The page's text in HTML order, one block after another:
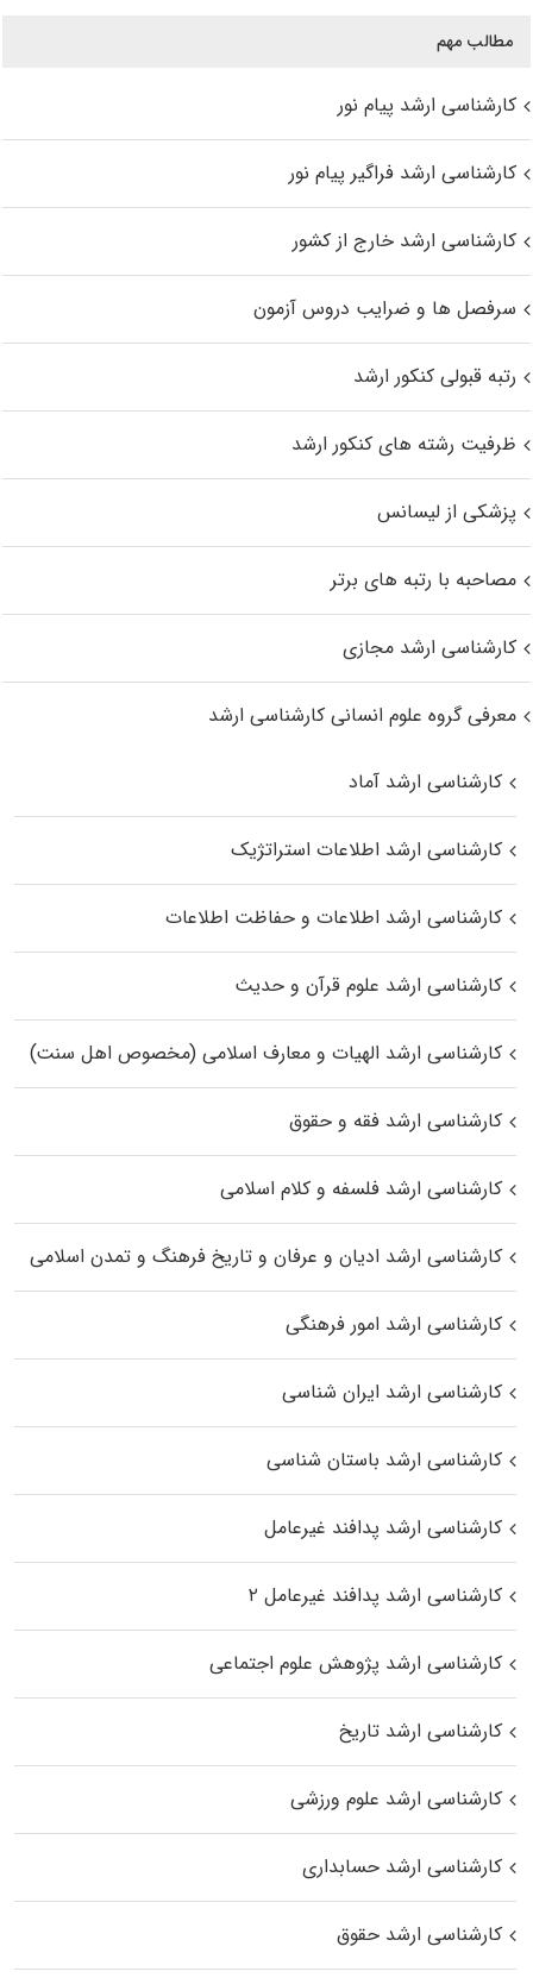
مطالب مهم
کارشناسی ارشد پیام نور
کارشناسی ارشد فراگیر پیام نور
کارشناسی ارشد خارج از کشور
سرفصل ها و ضرایب دروس آزمون
رتبه قبولی کنکور ارشد
ظرفیت رشته های کنکور ارشد
پزشکی از لیسانس
مصاحبه با رتبه های برتر
کارشناسی ارشد مجازی
معرفی گروه علوم انسانی کارشناسی ارشد
کارشناسی ارشد آماد
کارشناسی ارشد اطلاعات استراتژیک
کارشناسی ارشد اطلاعات و حفاظت اطلاعات
کارشناسی ارشد علوم قرآن و حدیث
کارشناسی ارشد الهیات و معارف اسلامی (مخصوص اهل سنت)
کارشناسی ارشد فقه و حقوق
کارشناسی ارشد فلسفه و کلام اسلامی
کارشناسی ارشد ادیان و عرفان و تاریخ فرهنگ و تمدن اسلامی
کارشناسی ارشد امور فرهنگی
کارشناسی ارشد ایران شناسی
کارشناسی ارشد باستان شناسی
کارشناسی ارشد پدافند غیرعامل
کارشناسی ارشد پدافند غیرعامل ۲
کارشناسی ارشد پژوهش علوم اجتماعی
کارشناسی ارشد تاریخ
کارشناسی ارشد علوم ورزشی
کارشناسی ارشد حسابداری
کارشناسی ارشد حقوق